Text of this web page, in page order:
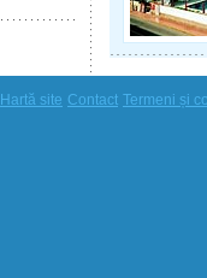
Hartă site Contact Termeni și